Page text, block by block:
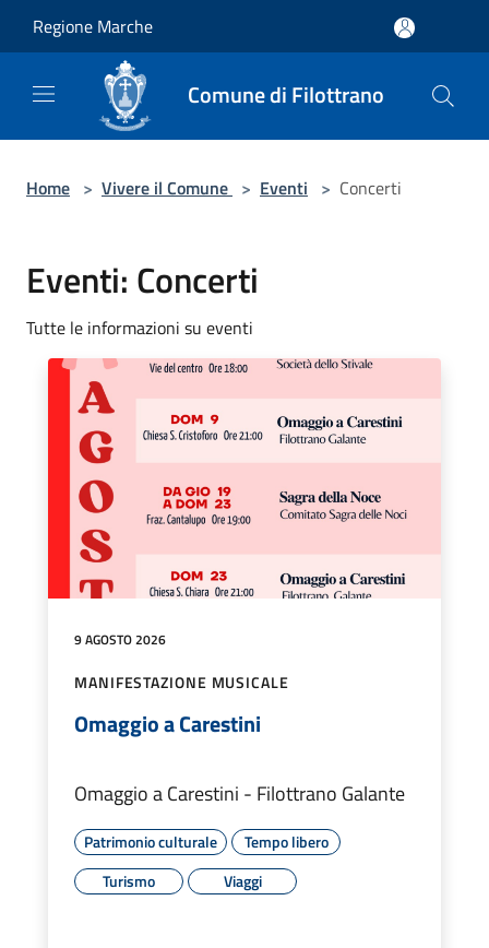
Regione Marche
Comune di Filottrano
Home > Vivere il Comune > Eventi > Concerti
Eventi: Concerti
Tutte le informazioni su eventi
9 AGOSTO 2026
MANIFESTAZIONE MUSICALE
Omaggio a Carestini
Omaggio a Carestini - Filottrano Galante
Patrimonio culturale
Tempo libero
Turismo
Viaggi